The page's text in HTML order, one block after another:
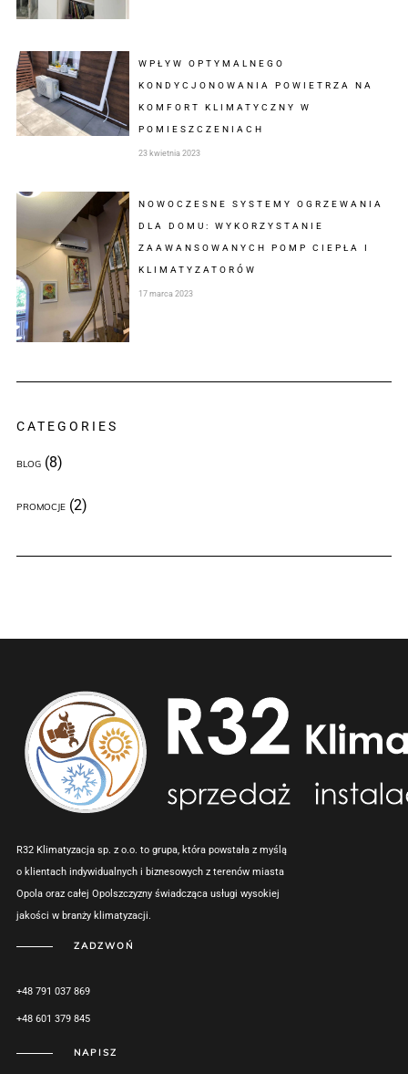
WPŁYW OPTYMALNEGO
KONDYCJONOWANIA POWIETRZA NA
KOMFORT KLIMATYCZNY W
POMIESZCZENIACH
23 kwietnia 2023
NOWOCZESNE SYSTEMY OGRZEWANIA
DLA DOMU: WYKORZYSTANIE
ZAAWANSOWANYCH POMP CIEPŁA I
KLIMATYZATORÓW
17 marca 2023
CATEGORIES
BLOG(8)
PROMOCJE(2)
R32 Klimatyzacja sp. z o.o. to grupa, która powstała z myślą
o klientach indywidualnych i biznesowych z terenów miasta
Opola oraz całej Opolszczyzny świadcząca usługi wysokiej
jakości w branży klimatyzacji.
ZADZWOŃ
+48 791 037 869
+48 601 379 845
NAPISZ